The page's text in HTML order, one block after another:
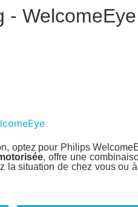
-
optez pour Philips
, offre une
la situation de chez vous ou